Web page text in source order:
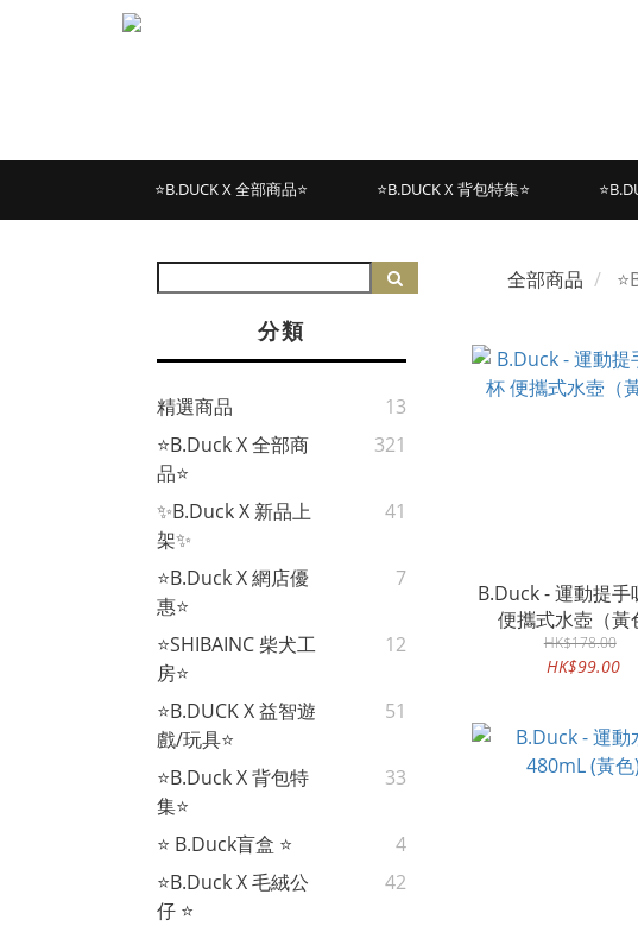
⭐B.DUCK X 全部商品⭐ ⭐B.DUCK X 背包特集⭐
分類
精選商品
13
⭐B.Duck X 全部商
品⭐
321
✨B.Duck X 新品上
架✨
41
⭐B.Duck X 網店優
惠⭐
7
⭐SHIBAINC 柴犬工
房⭐
12
⭐B.DUCK X 益智遊
戲/玩具⭐
51
⭐B.Duck X 背包特
集⭐
33
⭐ B.Duck盲盒 ⭐
4
⭐B.Duck X 毛絨公
仔 ⭐
42
全部商品
B.Duck - 運動提手
便攜式水壺（黃
HK$178.00
HK$99.00